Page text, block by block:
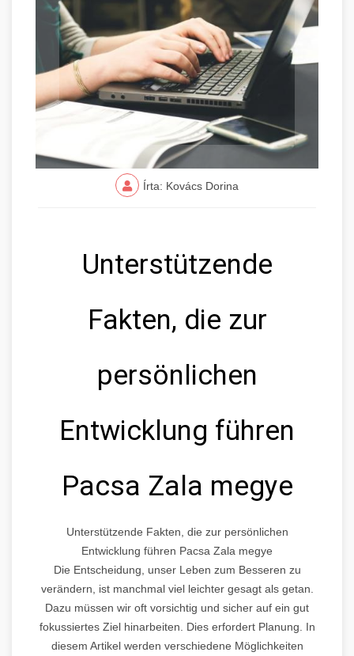
Írta: Kovács Dorina
Unterstützende
Fakten, die zur
persönlichen
Entwicklung führen
Pacsa Zala megye
Unterstützende Fakten, die zur persönlichen
Entwicklung führen Pacsa Zala megye
Die Entscheidung, unser Leben zum Besseren zu
verändern, ist manchmal viel leichter gesagt als getan.
Dazu müssen wir oft vorsichtig und sicher auf ein gut
fokussiertes Ziel hinarbeiten. Dies erfordert Planung. In
diesem Artikel werden verschiedene Möglichkeiten